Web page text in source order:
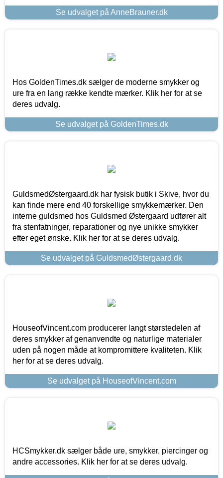
Se udvalget på AnneBrauner.dk
Hos GoldenTimes.dk sælger de moderne smykker og
ure fra en lang række kendte mærker. Klik her for at se
deres udvalg.
Se udvalget på GoldenTimes.dk
GuldsmedØstergaard.dk har fysisk butik i Skive, hvor du
kan finde mere end 40 forskellige smykkemærker. Den
interne guldsmed hos Guldsmed Østergaard udfører alt
fra stenfatninger, reparationer og nye unikke smykker
efter eget ønske. Klik her for at se deres udvalg.
Se udvalget på GuldsmedØstergaard.dk
HouseofVincent.com producerer langt størstedelen af
deres smykker af genanvendte og naturlige materialer
uden på nogen måde at kompromittere kvaliteten. Klik
her for at se deres udvalg.
Se udvalget på HouseofVincent.com
HCSmykker.dk sælger både ure, smykker, piercinger og
andre accessories. Klik her for at se deres udvalg.